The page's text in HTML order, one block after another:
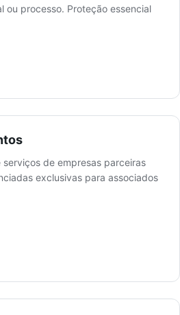
ou processo. Proteção essencial
de empresas parceiras
exclusivas para associados